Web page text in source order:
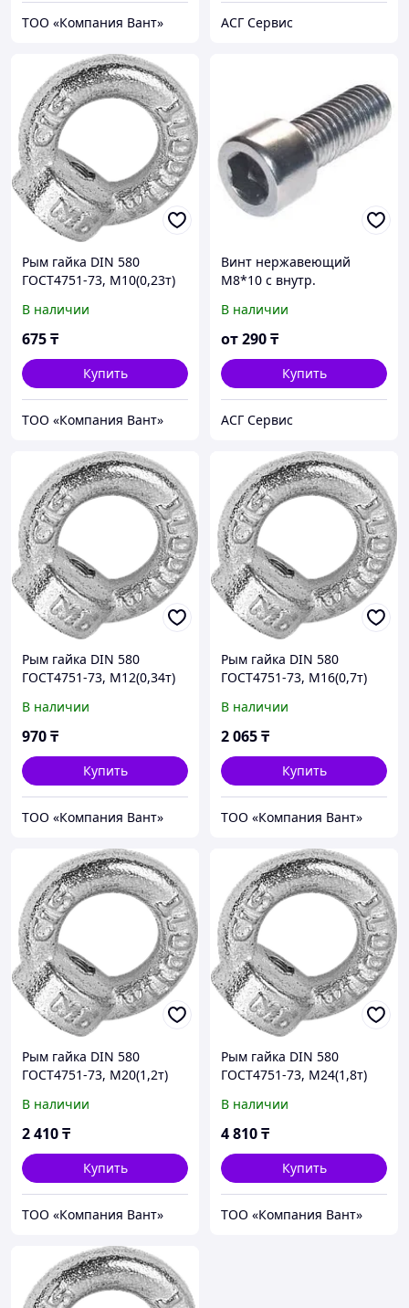
ТОО «Компания Вант» АСГ Сервис
Рым гайка DIN 580
ГОСТ4751-73, М10(0,23т)
В наличии
675₸
Купить
ТОО «Компания Вант»
Винт нержавеющий
М8*10 с внутр.
912
В наличии
от290₸
Купить
АСГ Сервис
Рым гайка DIN 580
ГОСТ4751-73, М12(0,34т)
В наличии
970₸
Купить
ТОО «Компания Вант»
Рым гайка DIN 580
ГОСТ4751-73, М16(0,7т)
В наличии
2 065₸
Купить
ТОО «Компания Вант»
Рым гайка DIN 580
ГОСТ4751-73, М20(1,2т)
В наличии
2 410₸
Купить
ТОО «Компания Вант»
Рым гайка DIN 580
ГОСТ4751-73, М24(1,8т)
В наличии
4 810₸
Купить
ТОО «Компания Вант»